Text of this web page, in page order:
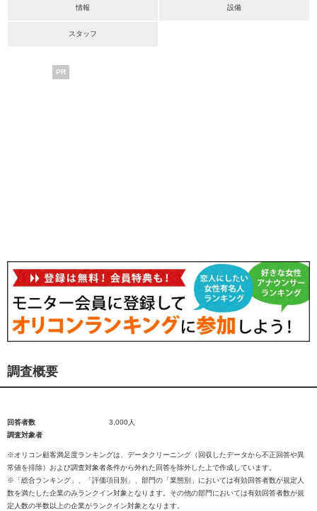
情報 設備
スタッフ
PR
調査概要
回答者数
3,000人
調査対象者
※オリコン顧客満足度ランキングは、データクリーニング（回収したデータから不正回答や異
常値を排除）および調査対象者条件から外れた回答を除外した上で作成しています。
※「総合ランキング」、「評価項目別」、部門の「業態別」においては有効回答者数が規定人
数を満たした企業のみランクイン対象となります。その他の部門においては有効回答者数が規
定人数の半数以上の企業がランクイン対象となります。